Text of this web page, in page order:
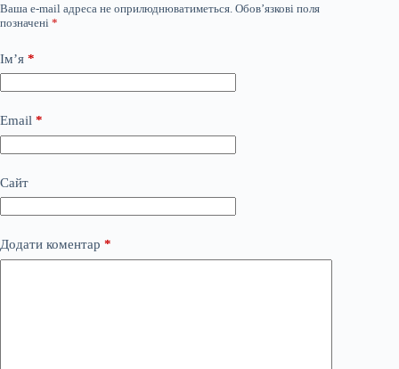
Ваша e-mail адреса не оприлюднюватиметься. Обов’язкові поля
позначені *
Ім’я *
Email *
Сайт
Додати коментар *